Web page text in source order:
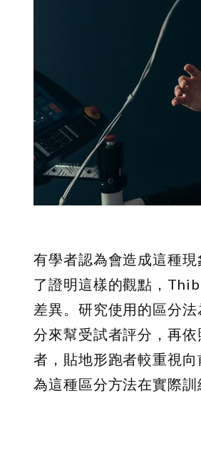
有學者認為會造成這種
了證明這樣的觀點，
差異。研究使用的區分
分來幫受試者評分，再
者，貼地形跑者較重視
為這種區分方法在實際